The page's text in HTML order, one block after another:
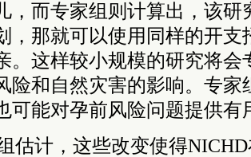
，而专家组则计算出，该研
，那就可以使用同样的开支
。这样较小规模的研究将会
险和自然灾害的影响。专家
可能对孕前风险问题提供有
估计，这些改变使得